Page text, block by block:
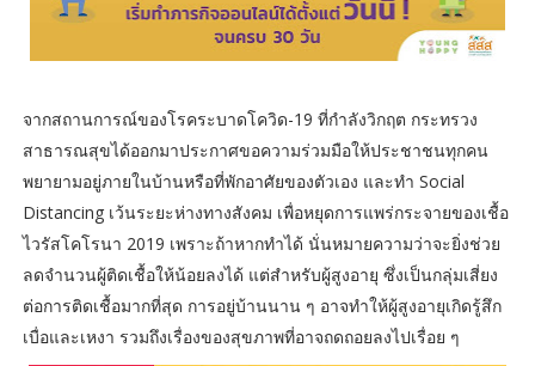
จากสถานการณ์ของโรคระบาดโควิด-19 ที่กำลังวิกฤต กระทรวง
สาธารณสุขได้ออกมาประกาศขอความร่วมมือให้ประชาชนทุกคน
พยายามอยู่ภายในบ้านหรือที่พักอาศัยของตัวเอง และทำ Social
Distancing เว้นระยะห่างทางสังคม เพื่อหยุดการแพร่กระจายของเชื้อ
ไวรัสโคโรนา 2019 เพราะถ้าหากทำได้ นั่นหมายความว่าจะยิ่งช่วย
ลดจำนวนผู้ติดเชื้อให้น้อยลงได้ แต่สำหรับผู้สูงอายุ ซึ่งเป็นกลุ่มเสี่ยง
ต่อการติดเชื้อมากที่สุด การอยู่บ้านนาน ๆ อาจทำให้ผู้สูงอายุเกิดรู้สึก
เบื่อและเหงา รวมถึงเรื่องของสุขภาพที่อาจถดถอยลงไปเรื่อย ๆ